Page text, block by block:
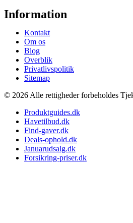
Information
Kontakt
Om os
Blog
Overblik
Privatlivspolitik
Sitemap
© 2026 Alle rettigheder forbeholdes
Produktguides.dk
Havetilbud.dk
Find-gaver.dk
Deals-ophold.dk
Januarudsalg.dk
Forsikring-priser.dk